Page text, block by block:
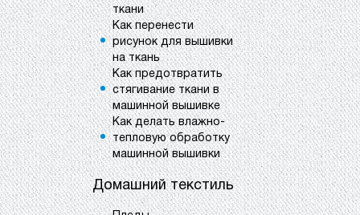
ткани
Как перенести
рисунок для вышивки
на ткань
Как предотвратить
стягивание ткани в
машинной вышивке
Как делать влажно-
тепловую обработку
машинной вышивки
Домашний текстиль